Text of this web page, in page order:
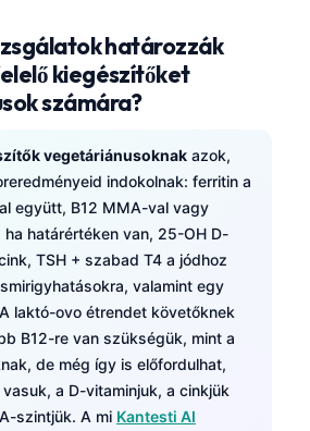
határozzák
kiegészítőket
számára?
vegetáriánusoknak azok,
indokolnak: ferritin a
együtt, B12 MMA-val vagy
ha határértéken van, 25-OH D-
TSH + szabad T4 a jódhoz
valamint egy
laktó-ovo étrendet követőknek
B12-re van szükségük, mint a
de még így is előfordulhat,
a D-vitaminjuk, a cinkjük
szintjük. A mi Kantesti AI